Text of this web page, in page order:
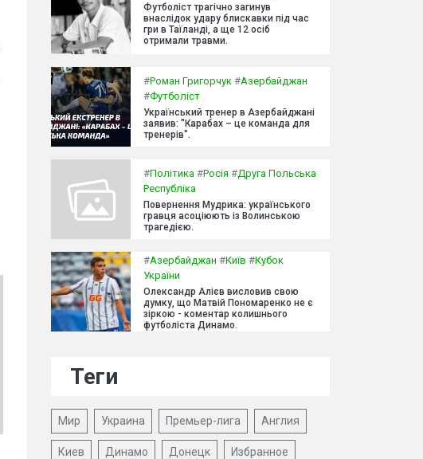
Футболіст трагічно загинув
внаслідок удару блискавки під час
гри в Таїланді, а ще 12 осіб
отримали травми.
#Роман Григорчук #Азербайджан
#Футболіст
Український тренер в Азербайджані
заявив: "Карабах – це команда для
тренерів".
#Політика #Росія #Друга Польська
Республіка
Повернення Мудрика: українського
гравця асоціюють із Волинською
трагедією.
#Азербайджан #Київ #Кубок
України
Олександр Алієв висловив свою
думку, що Матвій Пономаренко не є
зіркою - коментар колишнього
футболіста Динамо.
Теги
Мир Украина Премьер-лига Англия
Киев Динамо Донецк Избранное